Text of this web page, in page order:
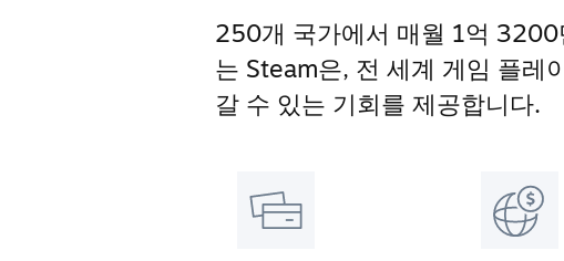
250개 국가에서 매월 1억
는 Steam은, 전 세계 게임 플레
갈 수 있는 기회를 제공합니다.